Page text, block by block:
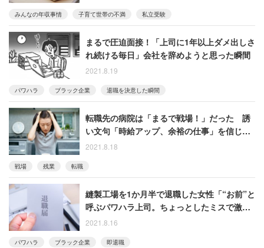
みんなの年収事情 子育て世帯の不満 私立受験
まるで圧迫面接！「上司に1年以上ダメ出しさ
れ続ける毎日」会社を辞めようと思った瞬間
2021.8.19
パワハラ ブラック企業 退職を決意した瞬間
転職先の病院は「まるで戦場！」だった 誘
い文句「時給アップ、余裕の仕事」を信じた
女性の後悔
2021.8.18
戦場 残業 転職
縫製工場を1か月半で退職した女性「“お前”と
呼ぶパワハラ上司。ちょっとしたミスで激昂
されました」
2021.8.16
パワハラ ブラック企業 即退職